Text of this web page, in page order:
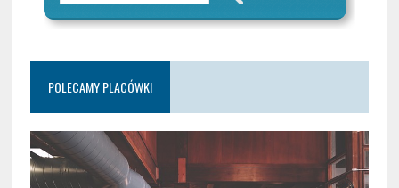
POLECAMY PLACÓWKI